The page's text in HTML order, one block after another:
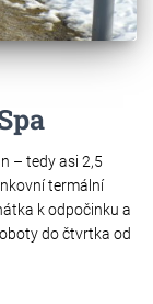
– tedy asi 2,5
termální
k odpočinku a
do čtvrtka od